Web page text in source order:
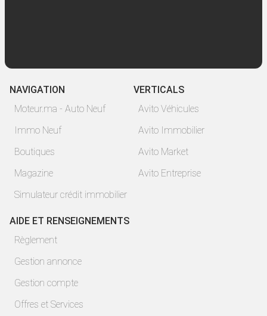
NAVIGATION
Moteur.ma - Auto Neuf
Immo Neuf
Boutiques
Magazine
Simulateur crédit immobilier
VERTICALS
Avito Véhicules
Avito Immobilier
Avito Market
Avito Entreprise
AIDE ET RENSEIGNEMENTS
Règlement
Gestion annonce
Gestion compte
Offres et Services